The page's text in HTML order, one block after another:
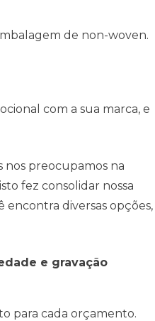
de non-woven.
com a sua marca, e
nos preocupamos na
fez consolidar nossa
encontra diversas opções,
e gravação
para cada orçamento.